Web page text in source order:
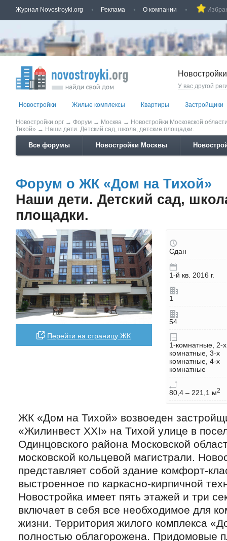
Журнал Novostroyki.org Реклама О компании
У вас другой
Новостройки Жилые комплексы Квартиры Застройщики
Новостройки.орг → Форум → Москва → Новостройки Московской
Тихой» → Наши дети. Детский сад, школа, детские площадки.
Все форумы Новостройки Москвы
Форум о ЖК «Дом на Тихой»
Наши дети. Детский сад,
площадки.
Перейти на страницу ЖК
Сдан
1-й кв. 2016 г.
1
54
1-комнатные, 2-х
комнатные, 3-х
комнатные, 4-х
комнатные
80,4 – 221,1 м2
ЖК «Дом на Тихой» возвоеден
«Жилинвест ХХI» на Тихой улице в
Одинцовского района Московской
московской кольцевой магистрали.
представляет собой здание комфорт-
выстроенное по каркасно-кирпичной
Новостройка имеет пять этажей и три
включает в себя все необходимое для
жизни. Территория жилого комплекса
полностью облагорожена. Придомовые